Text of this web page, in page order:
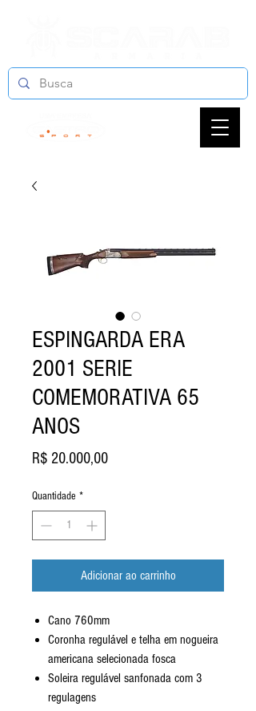
ESPINGARDA ERA
2001 SERIE
COMEMORATIVA 65
ANOS
R$ 20.000,00Preço
Quantidade *
Adicionar ao carrinho
Cano 760mm
Coronha regulável e telha em nogueira
americana selecionada fosca
Soleira regulável sanfonada com 3
regulagens